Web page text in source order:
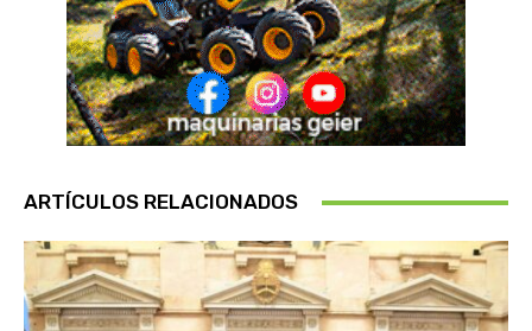
ARTÍCULOS RELACIONADOS